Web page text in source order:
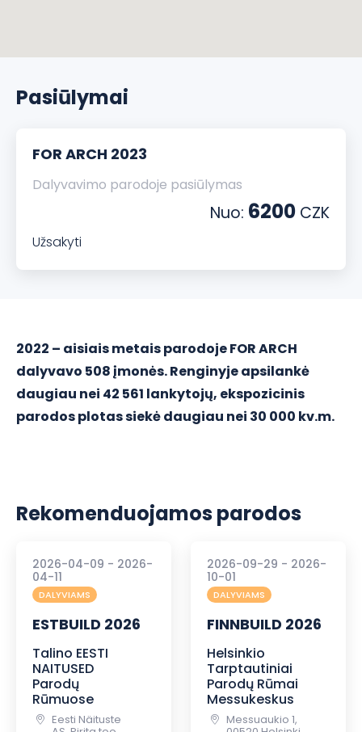
Pasiūlymai
FOR ARCH 2023
Dalyvavimo parodoje pasiūlymas
Nuo: 6200 CZK
Užsakyti
2022 – aisiais metais parodoje FOR ARCH
dalyvavo 508 įmonės. Renginyje apsilankė
daugiau nei 42 561 lankytojų, ekspozicinis
parodos plotas siekė daugiau nei 30 000 kv.m.
Rekomenduojamos parodos
2026-04-09 - 2026-
04-11
DALYVIAMS
ESTBUILD 2026
Talino EESTI
NAITUSED
Parodų
Rūmuose
Eesti Näituste
2026-09-29 - 2026-
10-01
DALYVIAMS
FINNBUILD 2026
Helsinkio
Tarptautiniai
Parodų Rūmai
Messukeskus
Messuaukio 1,